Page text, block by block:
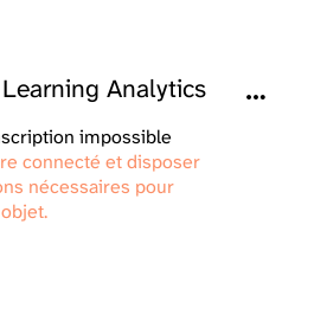
Analytics
impossible
connecté et disposer
nécessaires pour